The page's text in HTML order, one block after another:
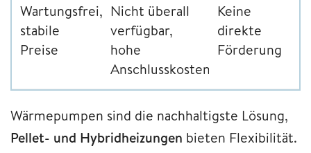
Wartungsfrei,
stabile
Preise
Nicht überall
verfügbar,
hohe
Anschlusskosten
Keine
direkte
Förderung
Wärmepumpen sind die nachhaltigste Lösung,
Pellet- und Hybridheizungen bieten Flexibilität.